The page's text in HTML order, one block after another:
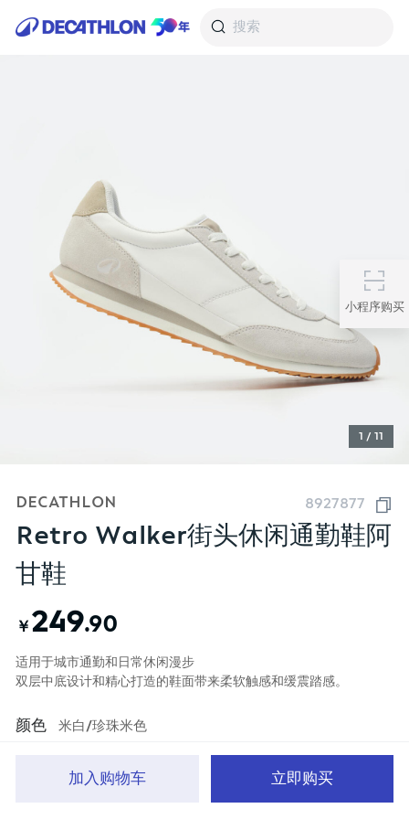
搜索
小程序购买
1 / 11
DECATHLON 8927877
Retro Walker街头休闲通勤鞋阿
甘鞋
￥ 249.90
适用于城市通勤和日常休闲漫步
双层中底设计和精心打造的鞋面带来柔软触感和缓震踏感。
颜色 米白/珍珠米色
加入购物车 立即购买